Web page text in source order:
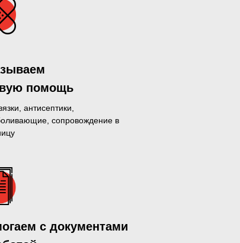
антисептики,
сопровождение в
помощь
с документами